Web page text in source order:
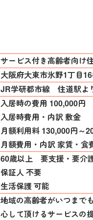
サービス付き高齢者向け
大阪府大東市氷野1丁目
JR学研都市線 住道駅よ
入居時の費用 100,000円
入居時費用・内訳 敷金
月額利用料 130,000円～
月額費用・内訳 家賃・食
60歳以上 要支援・要介
保証人 不要
生活保護 可能
地域の高齢者がいつまで
心して頂けるサービスの